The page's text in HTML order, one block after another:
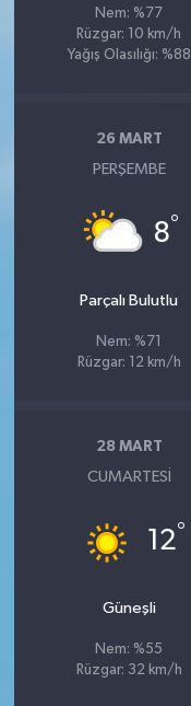
Nem: %77
Rüzgar: 10 km/h
Yağış Olasılığı: %88
26 MART
PERŞEMBE
8°
Parçalı Bulutlu
Nem: %71
Rüzgar: 12 km/h
28 MART
CUMARTESI
12°
Güneşli
Nem: %55
Rüzgar: 32 km/h